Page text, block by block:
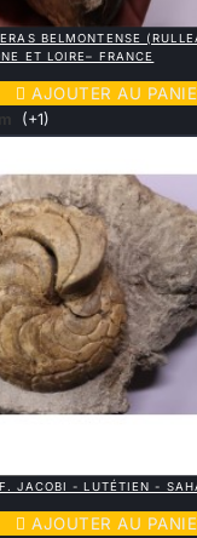
BELMONTENSE
ET LOIRE– FRANCE
 AJOUTER AU
(+1)
JACOBI - LUTÉTIEN -
 AJOUTER AU